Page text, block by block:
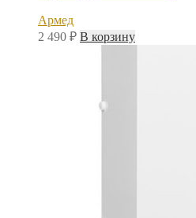
Армед
2 490 ₽ В корзину